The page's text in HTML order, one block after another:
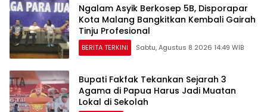
Ngalam Asyik Berkosep 5B, Disporapar
Kota Malang Bangkitkan Kembali Gairah
Tinju Profesional
BERITA TERKINI Sabtu, Agustus 8 2026 14:49 WIB
Bupati Fakfak Tekankan Sejarah 3
Agama di Papua Harus Jadi Muatan
Lokal di Sekolah